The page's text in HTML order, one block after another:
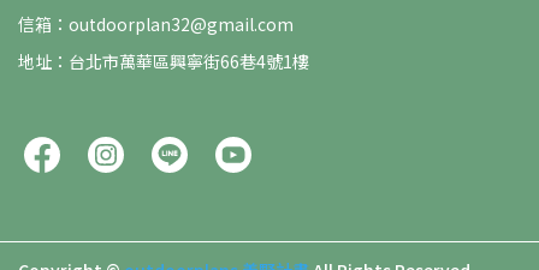
信箱：outdoorplan32@gmail.com
地址：台北市萬華區興寧街66巷4號1樓